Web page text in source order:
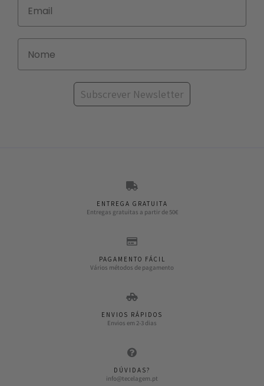
Subscrever Newsletter
ENTREGA GRATUITA
Entregas gratuitas a partir de 50€
PAGAMENTO FÁCIL
Vários métodos de pagamento
ENVIOS RÁPIDOS
Envios em 2-3 dias
DÚVIDAS?
info@tecelagem.pt